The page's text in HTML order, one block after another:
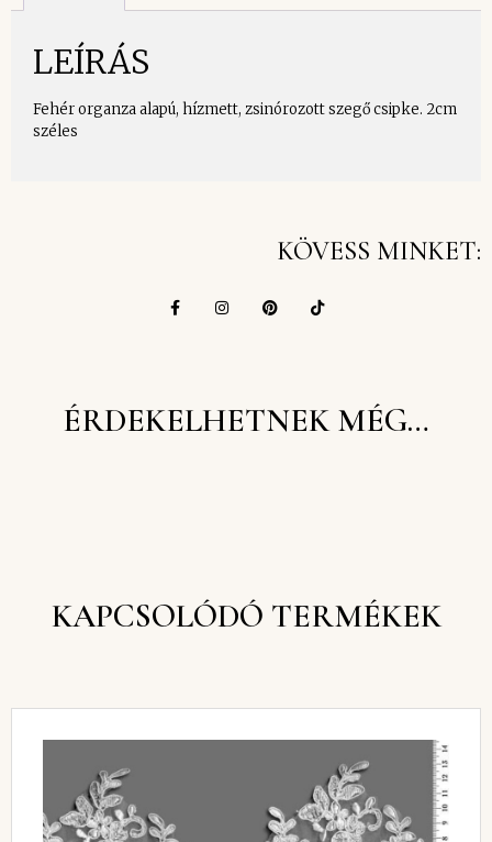
LEÍRÁS
Fehér organza alapú, hízmett, zsinórozott szegő csipke. 2cm
széles
KÖVESS MINKET:
ÉRDEKELHETNEK MÉG…
KAPCSOLÓDÓ TERMÉKEK